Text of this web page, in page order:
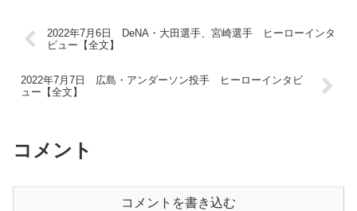
2022年7月6日 DeNA・大田選手、宮崎選手 ヒーローインタ
ビュー【全文】
2022年7月7日 広島・アンダーソン投手 ヒーローインタビ
ュー【全文】
コメント
コメントを書き込む